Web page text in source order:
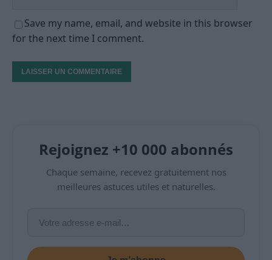
Save my name, email, and website in this browser
for the next time I comment.
Rejoignez +10 000 abonnés
Chaque semaine, recevez gratuitement nos
meilleures astuces utiles et naturelles.